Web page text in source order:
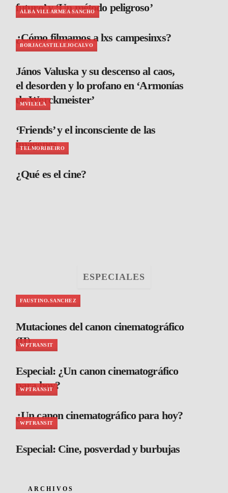
futuro’ y ‘Un método peligroso’
ALBA VILLARMEA SANCHO
¿Cómo filmamos a lxs campesinxs?
BORJACASTILLEJOCALVO
János Valuska y su descenso al caos,
el desorden y lo profano en ‘Armonías
de Werckmeister’
MVILELA
‘Friends’ y el inconsciente de las
imágenes
TELMORIBEIRO
¿Qué es el cine?
ESPECIALES
FAUSTINO.SANCHEZ
Mutaciones del canon cinematográfico
(II)
WPTRANSIT
Especial: ¿Un canon cinematográfico
para hoy?
WPTRANSIT
¿Un canon cinematográfico para hoy?
WPTRANSIT
Especial: Cine, posverdad y burbujas
ARCHIVOS